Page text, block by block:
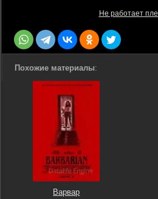
Не работает
Похожие материалы:
Варвар